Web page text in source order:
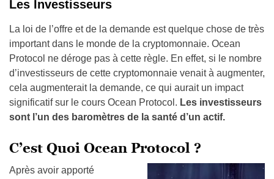
Les Investisseurs
La loi de l’offre et de la demande est quelque chose de très
important dans le monde de la cryptomonnaie. Ocean
Protocol ne déroge pas à cette règle. En effet, si le nombre
d’investisseurs de cette cryptomonnaie venait à augmenter,
cela augmenterait la demande, ce qui aurait un impact
significatif sur le cours Ocean Protocol. Les investisseurs
sont l’un des baromètres de la santé d’un actif.
C’est Quoi Ocean Protocol ?
Après avoir apporté